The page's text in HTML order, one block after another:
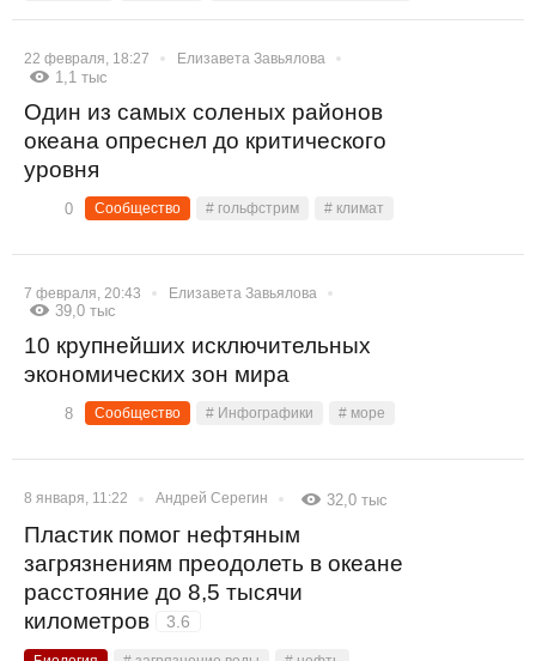
22 февраля, 18:27 Елизавета Завьялова
1,1 тыс
Один из самых соленых районов
океана опреснел до критического
уровня
0 Сообщество # гольфстрим # климат
7 февраля, 20:43 Елизавета Завьялова
39,0 тыс
10 крупнейших исключительных
экономических зон мира
8 Сообщество # Инфографики # море
8 января, 11:22 Андрей Серегин 32,0 тыс
Пластик помог нефтяным
загрязнениям преодолеть в океане
расстояние до 8,5 тысячи
километров
3.6